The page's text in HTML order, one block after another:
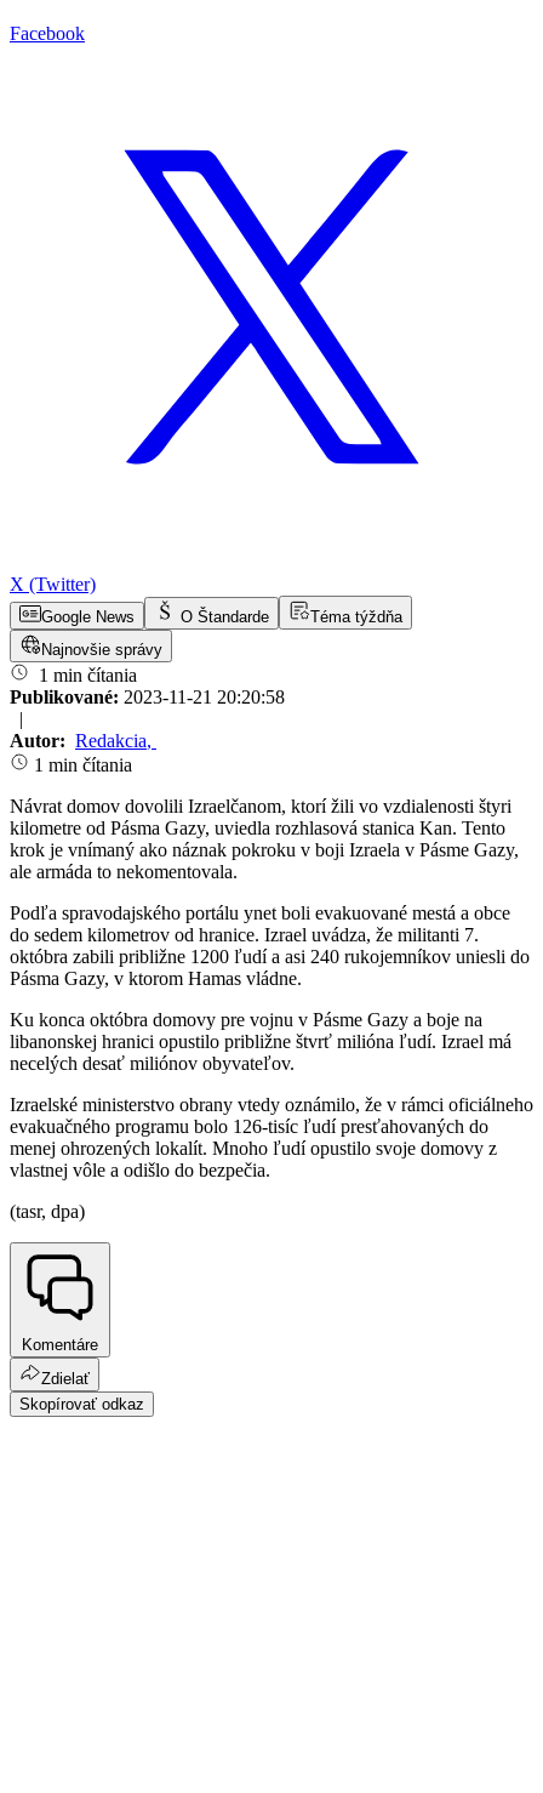
Facebook
X (Twitter)
Google News O Štandarde
Téma týždňa
Najnovšie správy
1 min čítania
Publikované: 2023-11-21 20:20:58
|
Autor: Redakcia,
1 min čítania
Návrat domov dovolili Izraelčanom, ktorí žili vo vzdialenosti štyri
kilometre od Pásma Gazy, uviedla rozhlasová stanica Kan. Tento
krok je vnímaný ako náznak pokroku v boji Izraela v Pásme Gazy,
ale armáda to nekomentovala.
Podľa spravodajského portálu ynet boli evakuované mestá a obce
do sedem kilometrov od hranice. Izrael uvádza, že militanti 7.
októbra zabili približne 1200 ľudí a asi 240 rukojemníkov uniesli do
Pásma Gazy, v ktorom Hamas vládne.
Ku konca októbra domovy pre vojnu v Pásme Gazy a boje na
libanonskej hranici opustilo približne štvrť milióna ľudí. Izrael má
necelých desať miliónov obyvateľov.
Izraelské ministerstvo obrany vtedy oznámilo, že v rámci oficiálneho
evakuačného programu bolo 126-tisíc ľudí presťahovaných do
menej ohrozených lokalít. Mnoho ľudí opustilo svoje domovy z
vlastnej vôle a odišlo do bezpečia.
(tasr, dpa)
Komentáre
Zdielať
Skopírovať odkaz